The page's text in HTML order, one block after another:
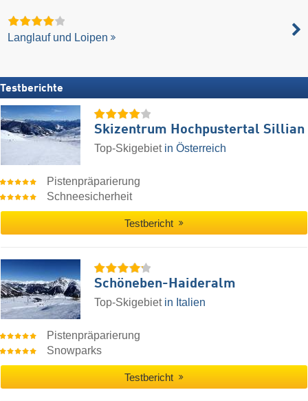
Langlauf und Loipen
Testberichte
Skizentrum Hochpustertal Sillian
Top-Skigebiet in Österreich
Pistenpräparierung
Schneesicherheit
Testbericht
Schöneben-Haideralm
Top-Skigebiet in Italien
Pistenpräparierung
Snowparks
Testbericht